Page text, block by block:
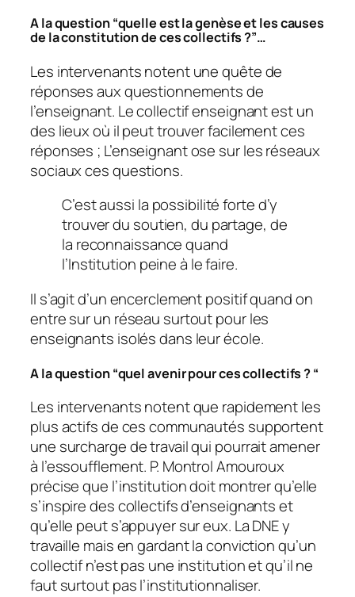
A la question “quelle est la genèse et les causes
de la constitution de ces collectifs ?”…
Les intervenants notent une quête de
réponses aux questionnements de
l’enseignant. Le collectif enseignant est un
des lieux où il peut trouver facilement ces
réponses ; L’enseignant ose sur les réseaux
sociaux ces questions.
C’est aussi la possibilité forte d’y
trouver du soutien, du partage, de
la reconnaissance quand
l’Institution peine à le faire.
Il s’agit d’un encerclement positif quand on
entre sur un réseau surtout pour les
enseignants isolés dans leur école.
A la question “quel avenir pour ces collectifs ? “
Les intervenants notent que rapidement les
plus actifs de ces communautés supportent
une surcharge de travail qui pourrait amener
à l’essoufflement. P. Montrol Amouroux
précise que l’institution doit montrer qu’elle
s’inspire des collectifs d’enseignants et
qu’elle peut s’appuyer sur eux. La DNE y
travaille mais en gardant la conviction qu’un
collectif n’est pas une institution et qu’il ne
faut surtout pas l’institutionnaliser.